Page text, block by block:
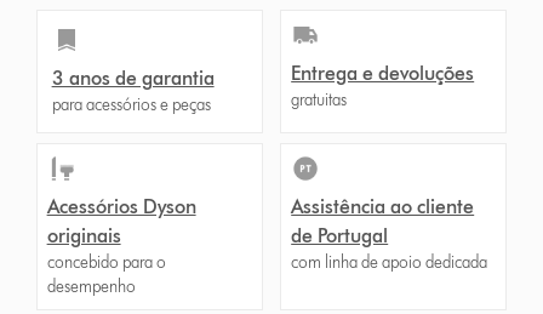
3 anos de garantia
para acessórios e peças
Entrega e devoluções
gratuitas
Acessórios Dyson
originais
concebido para o
desempenho
Assistência ao cliente
de Portugal
com linha de apoio dedicada